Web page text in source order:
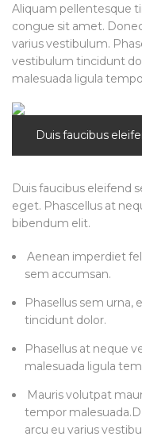
Aliquam pellentesque
congue sit amet.
varius vestibulum.
vestibulum tincidunt
malesuada ligula
Duis faucibus
Duis faucibus eleifend
eget. Phascellus at
bibendum elit.
Aenean imperdiet
sem accumsan.
Phasellus sem urna,
tincidunt dolor.
Phasellus at neque
malesuada ligula
Mauris volutpat
tempor
arcu eu varius